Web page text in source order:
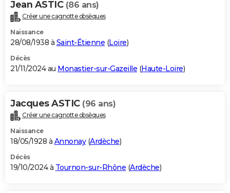
Jean ASTIC (86 ans)
Créer une cagnotte obsèques
Naissance
28/08/1938 à Saint-Étienne (Loire)
Décès
21/11/2024 au Monastier-sur-Gazeille (Haute-Loire)
Jacques ASTIC (96 ans)
Créer une cagnotte obsèques
Naissance
18/05/1928 à Annonay(Ardèche)
Décès
19/10/2024 à Tournon-sur-Rhône (Ardèche)